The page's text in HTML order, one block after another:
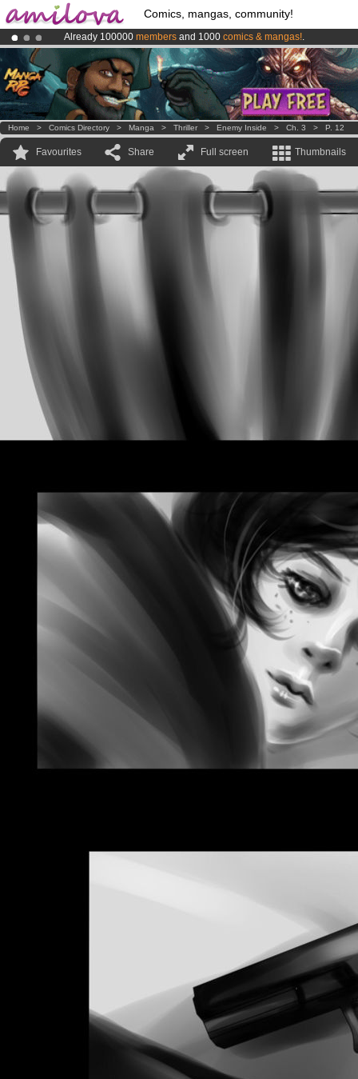
Comics, mangas, community!
Already 100000 members and 1000 comics & mangas!.
AmilovaKickstarter is now LIVE!.
Premium membership from3.95 euros per month !Get membership
Home > Comics Directory > Manga > Thriller > Enemy Inside > Ch. 3 > P. 12
Favourites Share Full screen Thumbnails